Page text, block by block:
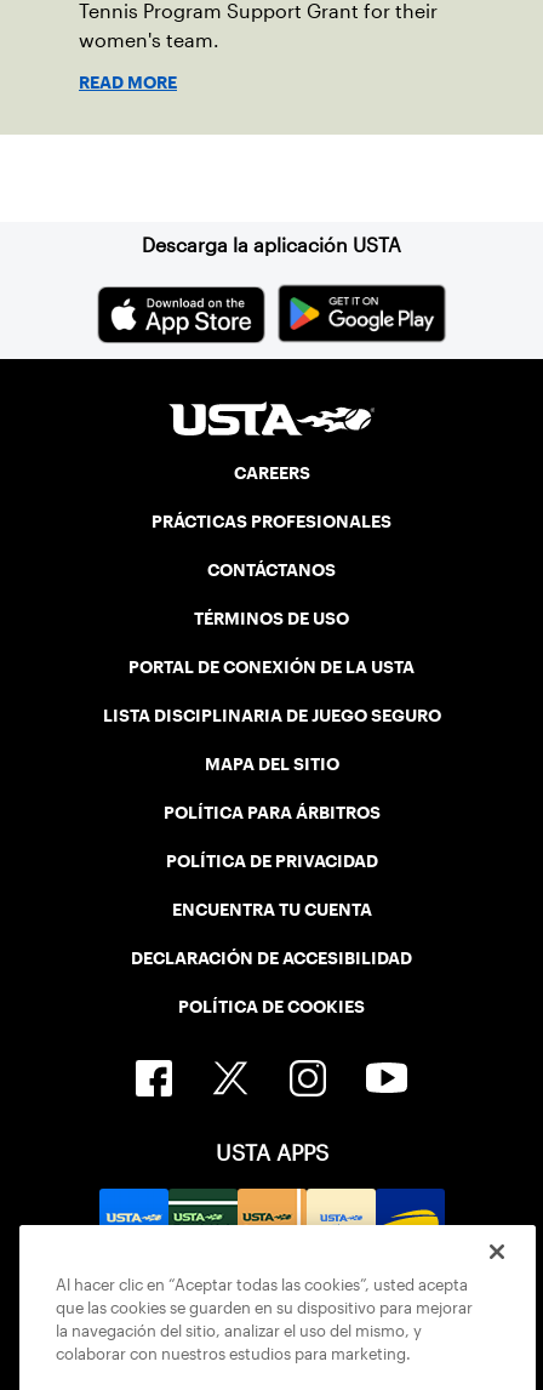
Tennis Program Support Grant for their
women's team.
READ MORE
Descarga la aplicación USTA
CAREERS
PRÁCTICAS PROFESIONALES
CONTÁCTANOS
TÉRMINOS DE USO
PORTAL DE CONEXIÓN DE LA USTA
LISTA DISCIPLINARIA DE JUEGO SEGURO
MAPA DEL SITIO
POLÍTICA PARA ÁRBITROS
POLÍTICA DE PRIVACIDAD
ENCUENTRA TU CUENTA
DECLARACIÓN DE ACCESIBILIDAD
POLÍTICA DE COOKIES
USTA APPS
Al hacer clic en “Aceptar todas las cookies”, usted acepta
que las cookies se guarden en su dispositivo para mejorar
la navegación del sitio, analizar el uso del mismo, y
colaborar con nuestros estudios para marketing.